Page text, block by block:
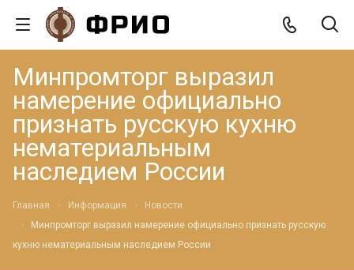
Минпромторг выразил
намерение официально
признать русскую кухню
нематериальным
наследием России
Главная Информация
Новости
Минпромторг выразил намерение официально признать русскую
кухню нематериальным наследием России